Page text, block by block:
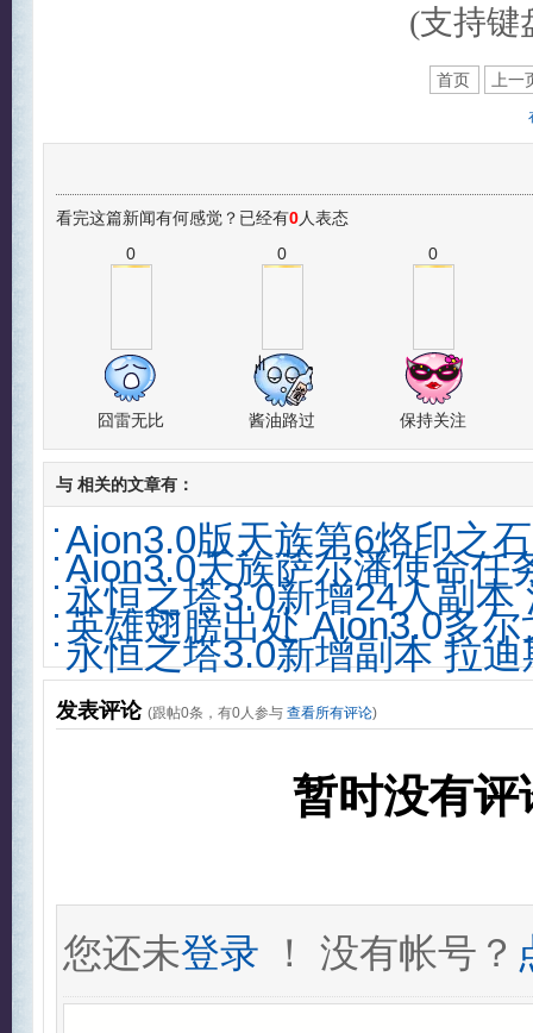
(支持
首页 上一
看完这篇新闻有何感觉？已经有0人表态
0
囧雷无比
0
酱油路过
0
保持关注
与 相关的文章有：
Aion3.0版天族第6烙印之
Aion3.0天族萨尔潘使命任
永恒之塔3.0新增24人副本
英雄翅膀出处 Aion3.0多
永恒之塔3.0新增副本 拉
发表评论 (跟帖0条，有0人参与 查看所有评论)
暂时没有
您还未登录 ！ 没有帐号？